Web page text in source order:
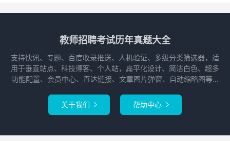
教师招聘考试历年真题大全
支持快讯、专题、百度收录推送、人机验证、多级分类筛选器，适
用于垂直站点、科技博客、个人站，扁平化设计、简洁白色、超多
功能配置、会员中心、直达链接、文章图片弹窗、自动缩略图等...
关于我们  帮助中心 